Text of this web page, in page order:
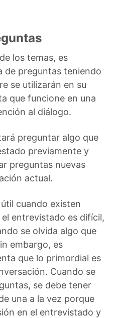
los temas, es
de preguntas teniendo
se utilizarán en su
que funcione en una
al diálogo.
preguntar algo que
previamente y
preguntas nuevas
actual.
cuando existen
entrevistado es difícil,
se olvida algo que
embargo, es
que lo primordial es
Cuando se
se debe tener
una a la vez porque
en el entrevistado y